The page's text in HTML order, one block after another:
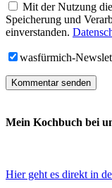
Mit der Nutzung
Speicherung und
einverstanden.
wasfürmich-
Mein Kochbuch bei
Hier geht es direkt in